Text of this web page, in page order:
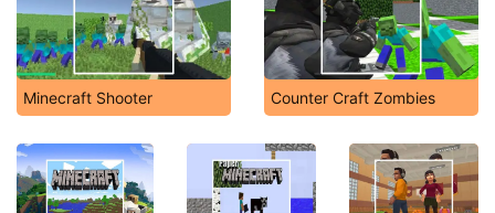
Minecraft Shooter Counter Craft Zombies